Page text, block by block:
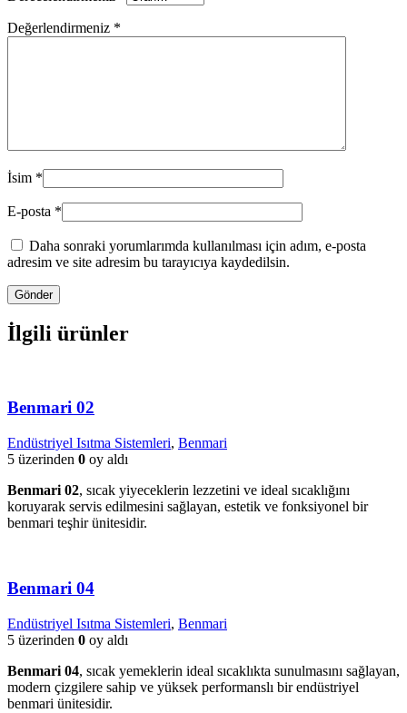
Değerlendirmeniz *
İsim *
E-posta *
Daha sonraki yorumlarımda kullanılması için adım, e-posta
adresim ve site adresim bu tarayıcıya kaydedilsin.
İlgili ürünler
Benmari 02
Endüstriyel Isıtma Sistemleri, Benmari
5 üzerinden 0 oy aldı
Benmari 02, sıcak yiyeceklerin lezzetini ve ideal sıcaklığını
koruyarak servis edilmesini sağlayan, estetik ve fonksiyonel bir
benmari teşhir ünitesidir.
Benmari 04
Endüstriyel Isıtma Sistemleri, Benmari
5 üzerinden 0 oy aldı
Benmari 04, sıcak yemeklerin ideal sıcaklıkta sunulmasını sağlayan,
modern çizgilere sahip ve yüksek performanslı bir endüstriyel
benmari ünitesidir.